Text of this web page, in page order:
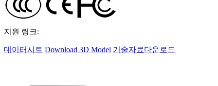
지원 링크:
데이터시트 Download 3D Model 기술자료다운로드